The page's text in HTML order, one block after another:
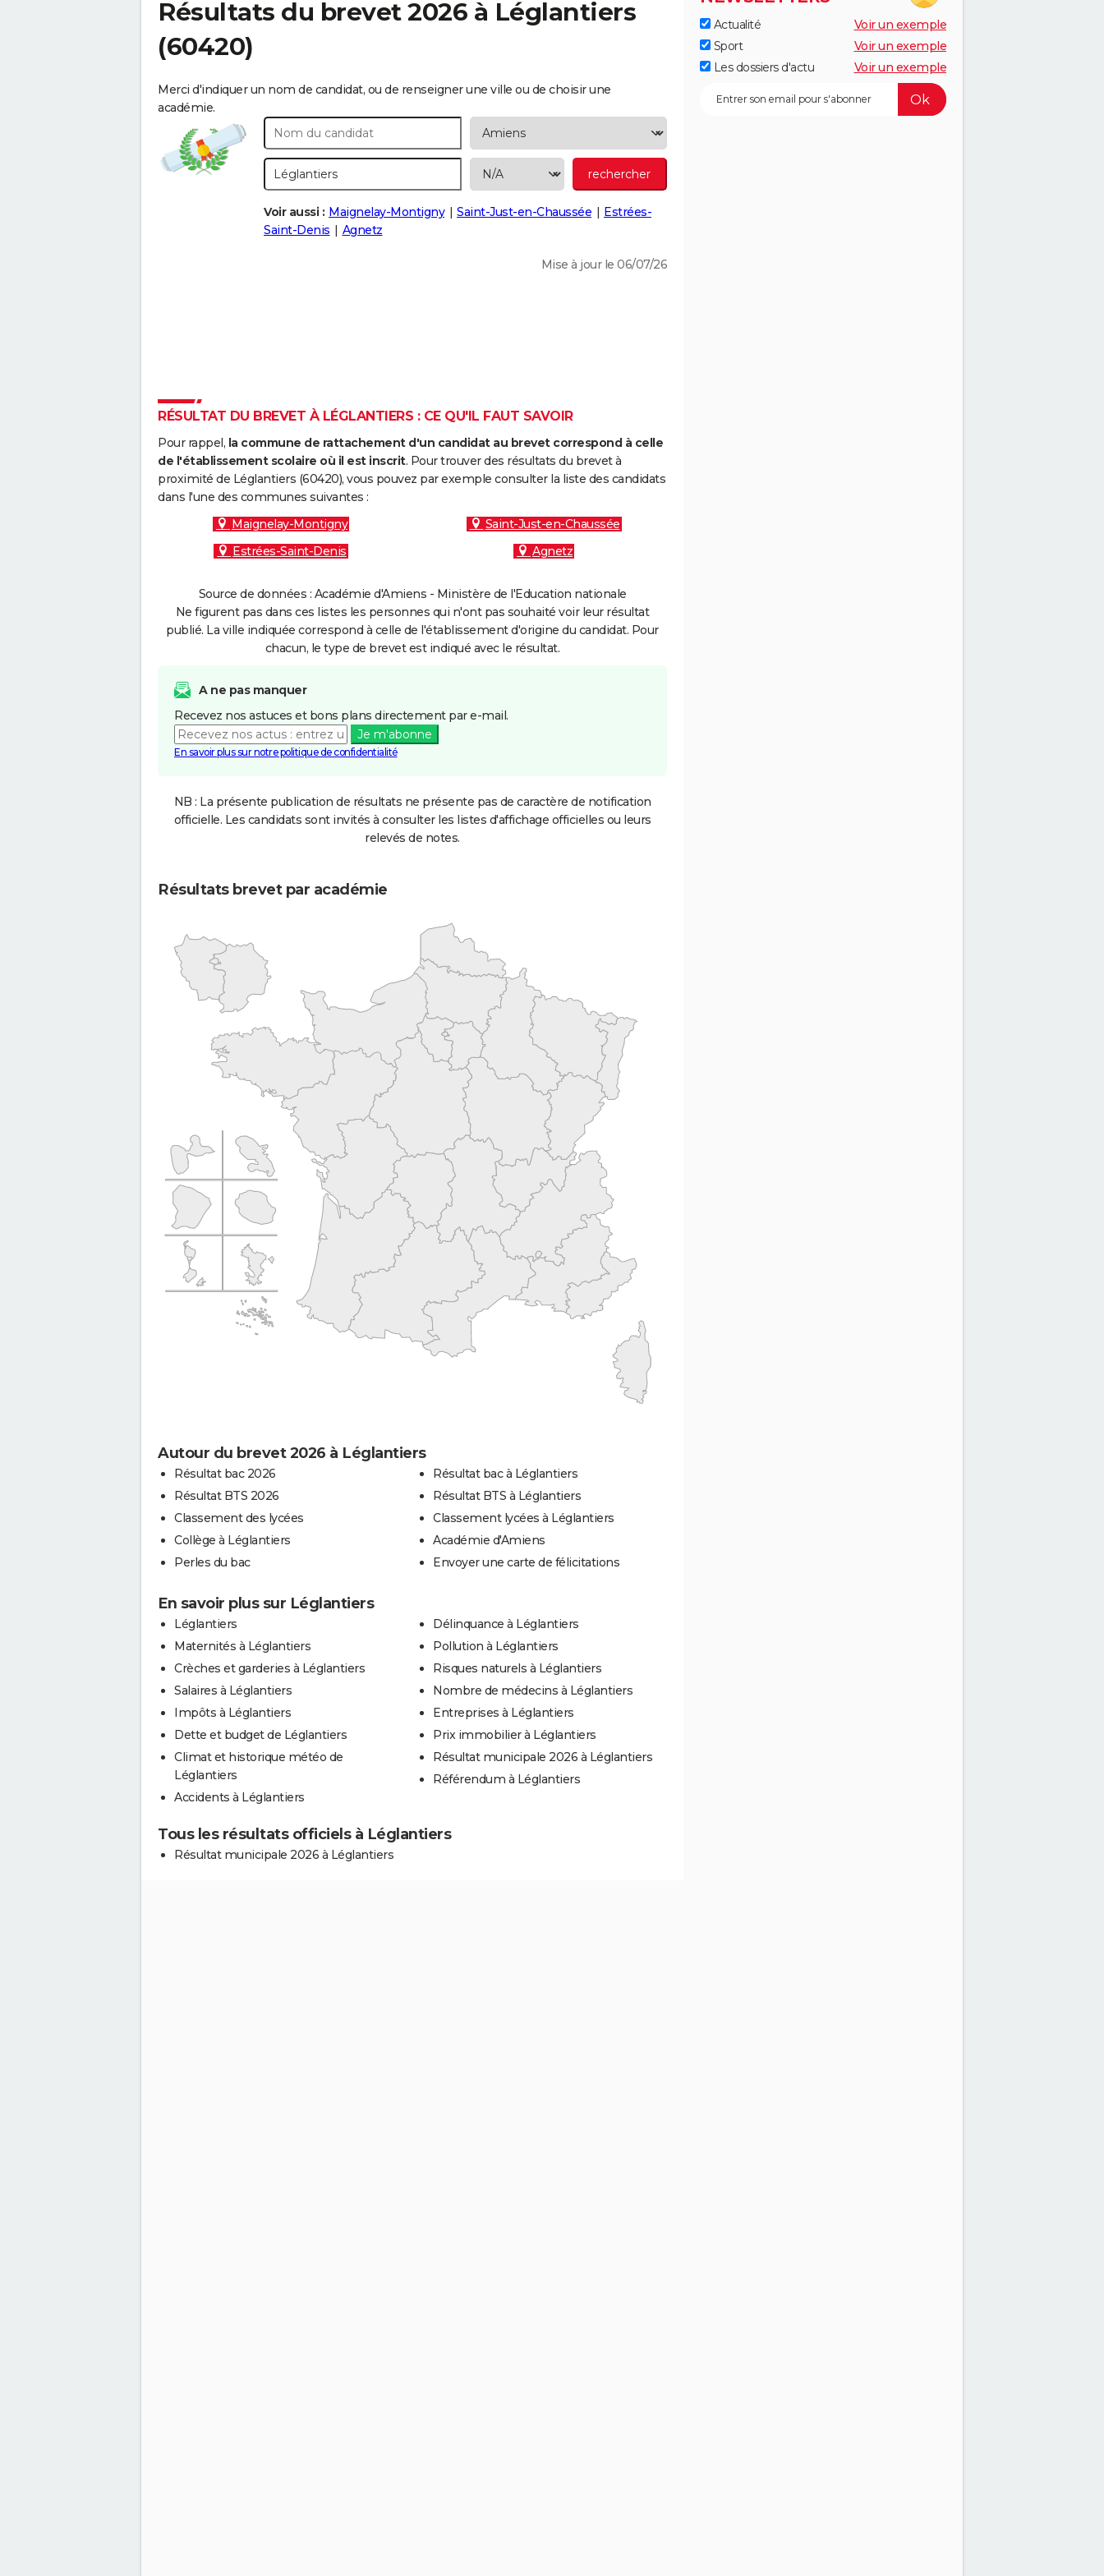
Résultats du brevet 2026 à Léglantiers
(60420)
Merci d'indiquer un nom de candidat, ou de renseigner une ville ou de choisir une
académie.
Voir aussi : Maignelay-Montigny Saint-Just-en-Chaussée
Estrées-
Saint-Denis
Agnetz
Mise à jour le 06/07/26
RÉSULTAT DU BREVET À LÉGLANTIERS : CE QU'IL FAUT SAVOIR
Pour rappel, la commune de rattachement d'un candidat au brevet correspond à celle
de l'établissement scolaire où il est inscrit. Pour trouver des résultats du brevet à
proximité de Léglantiers (60420), vous pouvez par exemple consulter la liste des candidats
dans l'une des communes suivantes :
Maignelay-Montigny
Saint-Just-en-Chaussée
Estrées-Saint-Denis
Agnetz
Source de données : Académie d'Amiens - Ministère de l'Education nationale
Ne figurent pas dans ces listes les personnes qui n'ont pas souhaité voir leur résultat
publié. La ville indiquée correspond à celle de l'établissement d'origine du candidat. Pour
chacun, le type de brevet est indiqué avec le résultat.
A ne pas manquer
Recevez nos astuces et bons plans directement par e-mail.
Je m'abonne
En savoir plus sur notre politique de confidentialité
NB : La présente publication de résultats ne présente pas de caractère de notification
officielle. Les candidats sont invités à consulter les listes d'affichage officielles ou leurs
relevés de notes.
Résultats brevet par académie
Autour du brevet 2026 à Léglantiers
Résultat bac 2026
Résultat BTS 2026
Classement des lycées
Collège à Léglantiers
Perles du bac
Résultat bac à Léglantiers
Résultat BTS à Léglantiers
Classement lycées à Léglantiers
Académie d'Amiens
Envoyer une carte de félicitations
En savoir plus sur Léglantiers
Léglantiers
Maternités à Léglantiers
Crèches et garderies à Léglantiers
Salaires à Léglantiers
Impôts à Léglantiers
Dette et budget de Léglantiers
Climat et historique météo de
Léglantiers
Accidents à Léglantiers
Délinquance à Léglantiers
Pollution à Léglantiers
Risques naturels à Léglantiers
Nombre de médecins à Léglantiers
Entreprises à Léglantiers
Prix immobilier à Léglantiers
Résultat municipale 2026 à Léglantiers
Référendum à Léglantiers
Tous les résultats officiels à Léglantiers
Résultat municipale 2026 à Léglantiers
Actualité
Voir un exemple
Sport
Voir un exemple
Les dossiers d'actu
Voir un exemple